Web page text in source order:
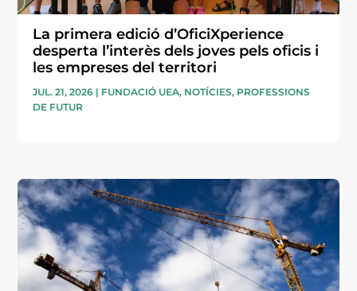
La primera edició d’OficiXperience
desperta l’interès dels joves pels oficis i
les empreses del territori
JUL. 21, 2026 | FUNDACIÓ UEA, NOTÍCIES, PROFESSIONS
DE FUTUR